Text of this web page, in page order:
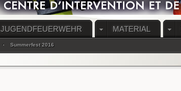
JUGENDFEUERWEHR MATERIAL
Summerfest 2016